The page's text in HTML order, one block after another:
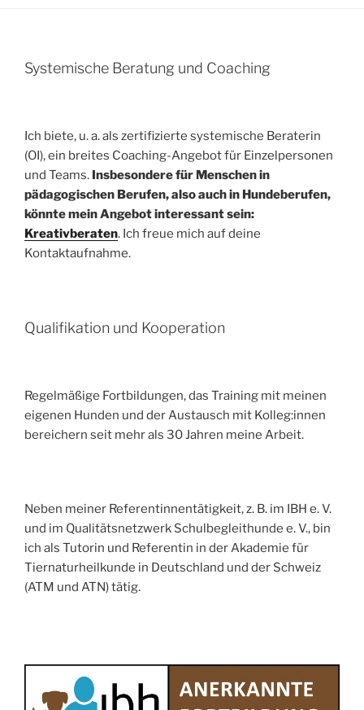
Systemische Beratung und Coaching
Ich biete, u. a. als zertifizierte systemische Beraterin
(OI), ein breites Coaching-Angebot für Einzelpersonen
und Teams. Insbesondere für Menschen in
pädagogischen Berufen, also auch in Hundeberufen,
könnte mein Angebot interessant sein:
Kreativberaten. Ich freue mich auf deine
Kontaktaufnahme.
Qualifikation und Kooperation
Regelmäßige Fortbildungen, das Training mit meinen
eigenen Hunden und der Austausch mit Kolleg:innen
bereichern seit mehr als 30 Jahren meine Arbeit.
Neben meiner Referentinnentätigkeit, z. B. im IBH e. V.
und im Qualitätsnetzwerk Schulbegleithunde e. V., bin
ich als Tutorin und Referentin in der Akademie für
Tiernaturheilkunde in Deutschland und der Schweiz
(ATM und ATN) tätig.